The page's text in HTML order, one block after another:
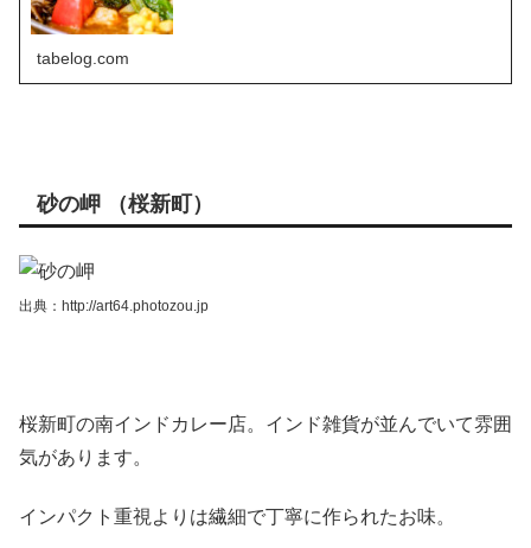
tabelog.com
砂の岬 （桜新町）
出典：http://art64.photozou.jp
桜新町の南インドカレー店。インド雑貨が並んでいて雰囲
気があります。
インパクト重視よりは繊細で丁寧に作られたお味。